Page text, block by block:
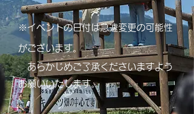
※イベントの日付は急遽変更の可能性
がございます。
​ あらかじめご了承くださいますよう
お願いいたします。